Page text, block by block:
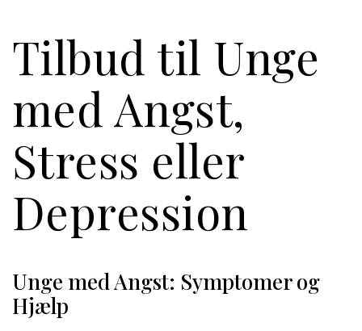
Tilbud til Unge
med Angst,
Stress eller
Depression
Unge med Angst: Symptomer og
Hjælp